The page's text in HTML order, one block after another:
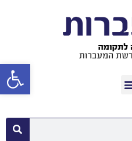
פתח סרגל נגישות